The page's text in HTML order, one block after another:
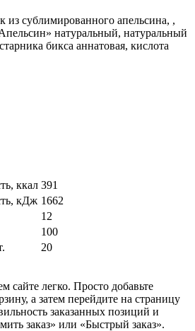
из сублимированного апельсина, ,
натуральный, натуральный
бикса аннатовая, кислота
ккал 391
кДж 1662
12
100
20
сайте легко. Просто добавьте
а затем перейдите на страницу
заказанных позиций и
заказ» или «Быстрый заказ».